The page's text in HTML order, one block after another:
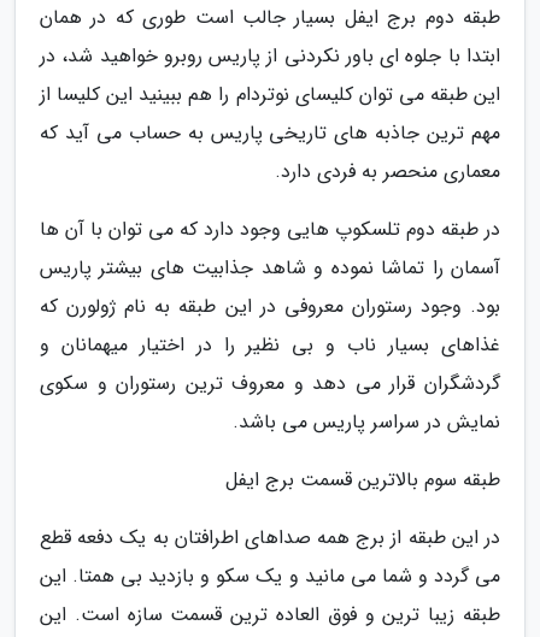
طبقه دوم برج ایفل بسیار جالب است طوری که در همان
ابتدا با جلوه ای باور نکردنی از پاریس روبرو خواهید شد، در
این طبقه می توان کلیسای نوتردام را هم ببینید این کلیسا از
مهم ترین جاذبه های تاریخی پاریس به حساب می آید که
معماری منحصر به فردی دارد.
در طبقه دوم تلسکوپ هایی وجود دارد که می توان با آن ها
آسمان را تماشا نموده و شاهد جذابیت های بیشتر پاریس
بود. وجود رستوران معروفی در این طبقه به نام ژولورن که
غذاهای بسیار ناب و بی نظیر را در اختیار میهمانان و
گردشگران قرار می دهد و معروف ترین رستوران و سکوی
نمایش در سراسر پاریس می باشد.
طبقه سوم بالاترین قسمت برج ایفل
در این طبقه از برج همه صداهای اطرافتان به یک دفعه قطع
می گردد و شما می مانید و یک سکو و بازدید بی همتا. این
طبقه زیبا ترین و فوق العاده ترین قسمت سازه است. این